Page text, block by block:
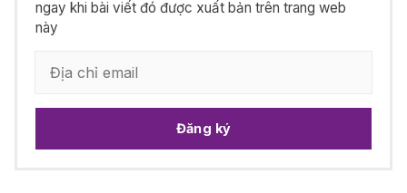
ngay khi bài viết đó được xuất bản trên trang web
này
Đăng ký